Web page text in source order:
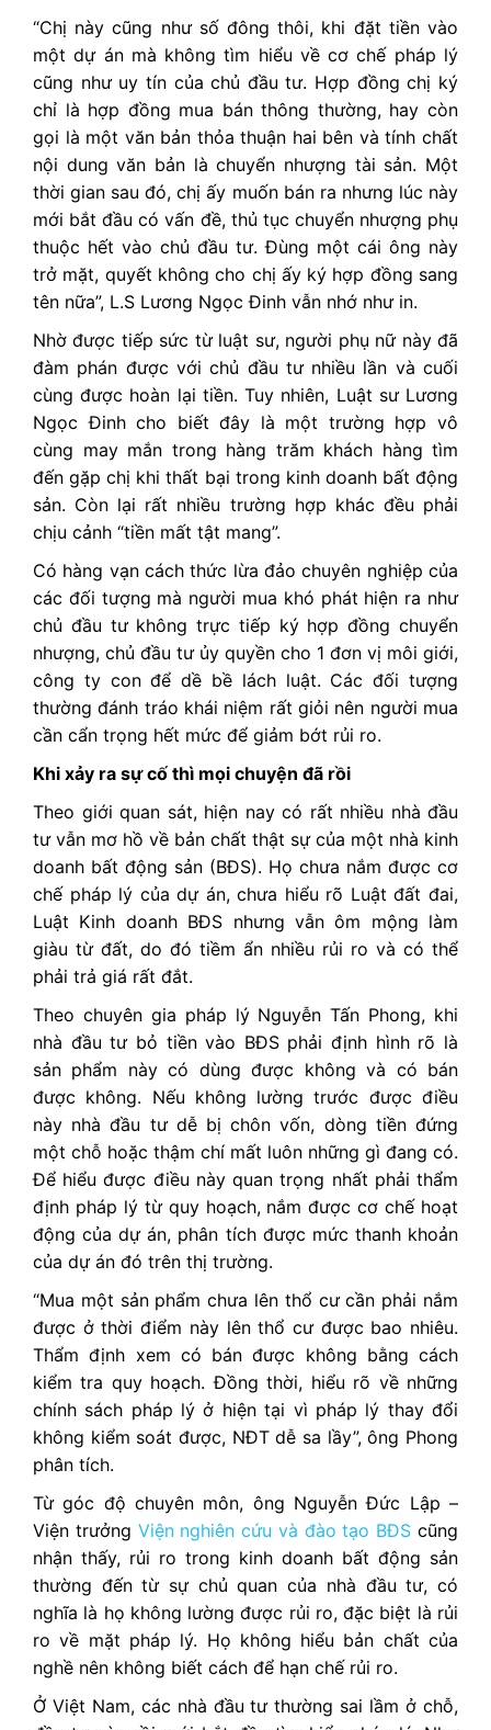
“Chị này cũng như số đông thôi, khi đặt tiền vào
một dự án mà không tìm hiểu về cơ chế pháp lý
cũng như uy tín của chủ đầu tư. Hợp đồng chị ký
chỉ là hợp đồng mua bán thông thường, hay còn
gọi là một văn bản thỏa thuận hai bên và tính chất
nội dung văn bản là chuyển nhượng tài sản. Một
thời gian sau đó, chị ấy muốn bán ra nhưng lúc này
mới bắt đầu có vấn đề, thủ tục chuyển nhượng phụ
thuộc hết vào chủ đầu tư. Đùng một cái ông này
trở mặt, quyết không cho chị ấy ký hợp đồng sang
tên nữa”, L.S Lương Ngọc Đinh vẫn nhớ như in.
Nhờ được tiếp sức từ luật sư, người phụ nữ này đã
đàm phán được với chủ đầu tư nhiều lần và cuối
cùng được hoàn lại tiền. Tuy nhiên, Luật sư Lương
Ngọc Đinh cho biết đây là một trường hợp vô
cùng may mắn trong hàng trăm khách hàng tìm
đến gặp chị khi thất bại trong kinh doanh bất động
sản. Còn lại rất nhiều trường hợp khác đều phải
chịu cảnh “tiền mất tật mang”.
Có hàng vạn cách thức lừa đảo chuyên nghiệp của
các đối tượng mà người mua khó phát hiện ra như
chủ đầu tư không trực tiếp ký hợp đồng chuyển
nhượng, chủ đầu tư ủy quyền cho 1 đơn vị môi giới,
công ty con để dề bề lách luật. Các đối tượng
thường đánh tráo khái niệm rất giỏi nên người mua
cần cẩn trọng hết mức để giảm bớt rủi ro.
Khi xảy ra sự cố thì mọi chuyện đã rồi
Theo giới quan sát, hiện nay có rất nhiều nhà đầu
tư vẫn mơ hồ về bản chất thật sự của một nhà kinh
doanh bất động sản (BĐS). Họ chưa nắm được cơ
chế pháp lý của dự án, chưa hiểu rõ Luật đất đai,
Luật Kinh doanh BĐS nhưng vẫn ôm mộng làm
giàu từ đất, do đó tiềm ẩn nhiều rủi ro và có thể
phải trả giá rất đắt.
Theo chuyên gia pháp lý Nguyễn Tấn Phong, khi
nhà đầu tư bỏ tiền vào BĐS phải định hình rõ là
sản phẩm này có dùng được không và có bán
được không. Nếu không lường trước được điều
này nhà đầu tư dễ bị chôn vốn, dòng tiền đứng
một chỗ hoặc thậm chí mất luôn những gì đang có.
Để hiểu được điều này quan trọng nhất phải thẩm
định pháp lý từ quy hoạch, nắm được cơ chế hoạt
động của dự án, phân tích được mức thanh khoản
của dự án đó trên thị trường.
“Mua một sản phẩm chưa lên thổ cư cần phải nắm
được ở thời điểm này lên thổ cư được bao nhiêu.
Thẩm định xem có bán được không bằng cách
kiểm tra quy hoạch. Đồng thời, hiểu rõ về những
chính sách pháp lý ở hiện tại vì pháp lý thay đổi
không kiểm soát được, NĐT dễ sa lầy”, ông Phong
phân tích.
Từ góc độ chuyên môn, ông Nguyễn Đức Lập –
Viện trưởng Viện nghiên cứu và đào tạo BĐS cũng
nhận thấy, rủi ro trong kinh doanh bất động sản
thường đến từ sự chủ quan của nhà đầu tư, có
nghĩa là họ không lường được rủi ro, đặc biệt là rủi
ro về mặt pháp lý. Họ không hiểu bản chất của
nghề nên không biết cách để hạn chế rủi ro.
Ở Việt Nam, các nhà đầu tư thường sai lầm ở chỗ,